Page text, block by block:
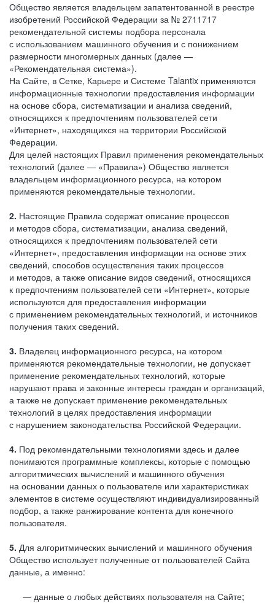
Общество является владельцем запатентованной в реестре
изобретений Российской Федерации за № 2711717
рекомендательной системы подбора персонала
с использованием машинного обучения и с понижением
размерности многомерных данных (далее —
«Рекомендательная система»).
На Сайте, в Сетке, Карьере и Системе Talantix применяются
информационные технологии предоставления информации
на основе сбора, систематизации и анализа сведений,
относящихся к предпочтениям пользователей сети
«Интернет», находящихся на территории Российской
Федерации.
Для целей настоящих Правил применения рекомендательных
технологий (далее — «Правила») Общество является
владельцем информационного ресурса, на котором
применяются рекомендательные технологии.
2. Настоящие Правила содержат описание процессов
и методов сбора, систематизации, анализа сведений,
относящихся к предпочтениям пользователей сети
«Интернет», предоставления информации на основе этих
сведений, способов осуществления таких процессов
и методов, а также описание видов сведений, относящихся
к предпочтениям пользователей сети «Интернет», которые
используются для предоставления информации
с применением рекомендательных технологий, и источников
получения таких сведений.
3. Владелец информационного ресурса, на котором
применяются рекомендательные технологии, не допускает
применение рекомендательных технологий, которые
нарушают права и законные интересы граждан и организаций,
а также не допускает применение рекомендательных
технологий в целях предоставления информации
с нарушением законодательства Российской Федерации.
4. Под рекомендательными технологиями здесь и далее
понимаются программные комплексы, которые с помощью
алгоритмических вычислений и машинного обучения
на основании данных о пользователе или характеристиках
элементов в системе осуществляют индивидуализированный
подбор, а также ранжирование контента для конечного
пользователя.
5. Для алгоритмических вычислений и машинного обучения
Общество использует полученные от пользователей Сайта
данные, а именно:
данные о любых действиях пользователя на Сайте;